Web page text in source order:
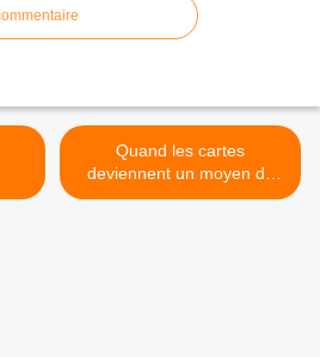
Quand les cartes
deviennent un moyen de
spéculation la ça devient